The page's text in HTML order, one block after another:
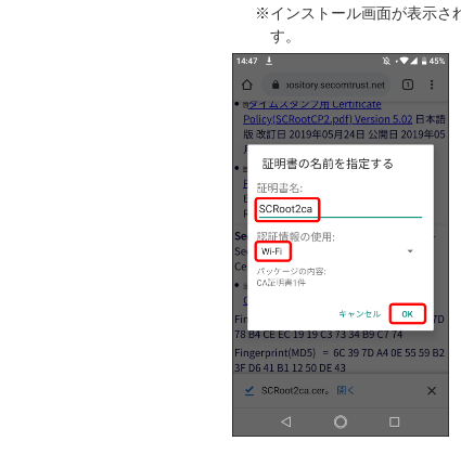
※インストール画面が表示さ
す。